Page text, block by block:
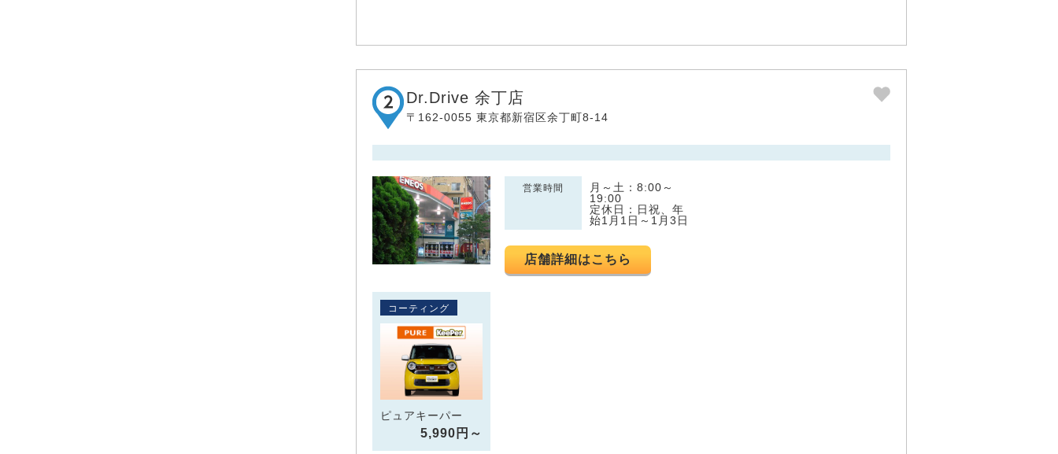
Dr.Drive 余丁店
〒162-0055 東京都新宿区余丁町8-14
営業時間
月～土：8:00～
19:00
定休日：日祝、年
始1月1日～1月3日
店舗詳細はこちら
コーティング
ピュアキーパー
5,990円～